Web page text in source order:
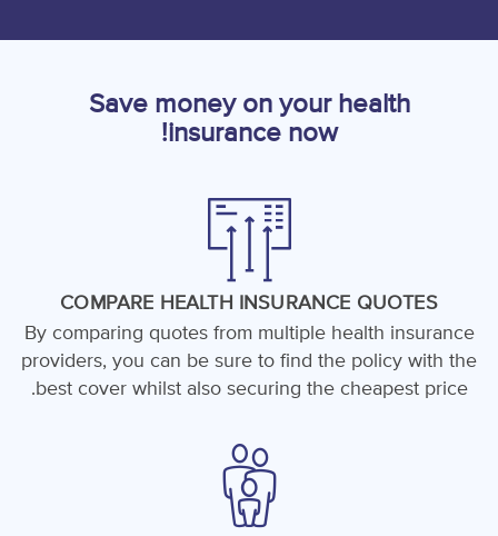
Save money on your health
insurance now!
COMPARE HEALTH INSURANCE QUOTES
By comparing quotes from multiple health insurance
providers, you can be sure to find the policy with the
best cover whilst also securing the cheapest price.